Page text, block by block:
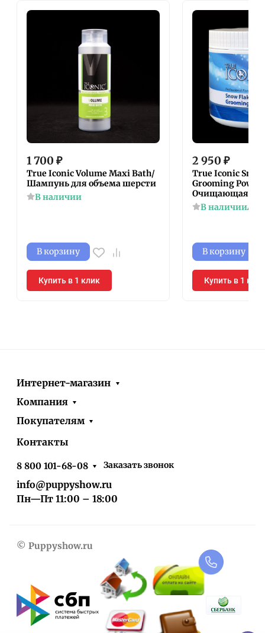
1 700 ₽
True Iconic Volume Maxi Bath/
Шампунь для объема шерсти
В наличии
В корзину
Купить в 1 клик
2 950 ₽
True Iconic
Grooming
Очищающая
В наличии
В корзину
Купить в 1 клик
Интернет-магазин
Компания
Покупателям
Контакты
8 800 101-68-08 Заказать звонок
info@puppyshow.ru
Пн—Пт 11:00 – 18:00
© Puppyshow.ru